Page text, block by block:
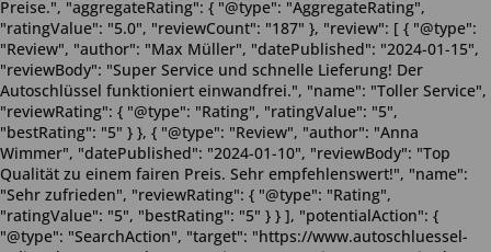
Preise.", "aggregateRating": { "@type": "AggregateRating",
"ratingValue": "5.0", "reviewCount": "187" }, "review": [ { "@type":
"Review", "author": "Max Müller", "datePublished": "2024-01-15",
"reviewBody": "Super Service und schnelle Lieferung! Der
Autoschlüssel funktioniert einwandfrei.", "name": "Toller Service",
"reviewRating": { "@type": "Rating", "ratingValue": "5",
"bestRating": "5" } }, { "@type": "Review", "author": "Anna
Wimmer", "datePublished": "2024-01-10", "reviewBody": "Top
Qualität zu einem fairen Preis. Sehr empfehlenswert!", "name":
"Sehr zufrieden", "reviewRating": { "@type": "Rating",
"ratingValue": "5", "bestRating": "5" } } ], "potentialAction": {
"@type": "SearchAction", "target": "https://www.autoschluessel-